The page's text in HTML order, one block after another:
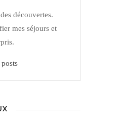
découvertes.
mes séjours et